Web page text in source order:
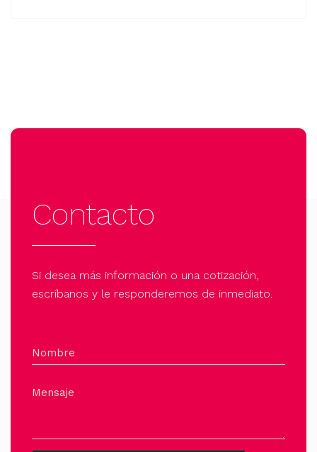
Contacto
Si desea más información o una cotización,
escríbanos y le responderemos de inmediato.
Nombre
Mensaje